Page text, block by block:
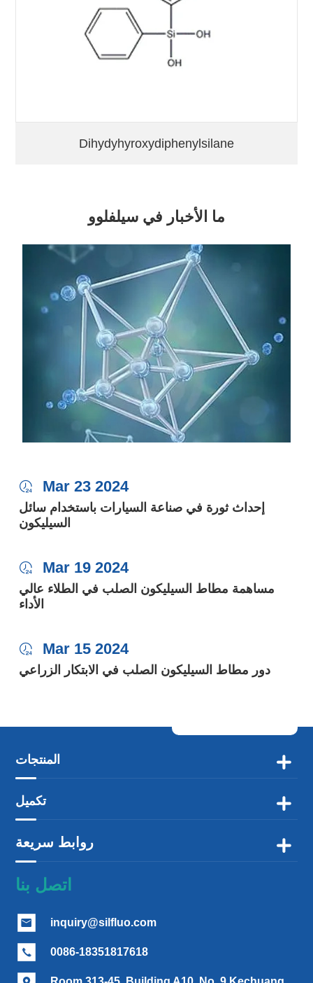
Dihydyhyroxydiphenylsilane
ما الأخبار في سيلفلوو
 Mar 23 2024
إحداث ثورة في صناعة السيارات باستخدام سائل
السيليكون
 Mar 19 2024
مساهمة مطاط السيليكون الصلب في الطلاء عالي
الأداء
 Mar 15 2024
دور مطاط السيليكون الصلب في الابتكار الزراعي
المنتجات 
تكميل 
روابط سريعة 
اتصل بنا
 inquiry@silfluo.com
 0086-18351817618